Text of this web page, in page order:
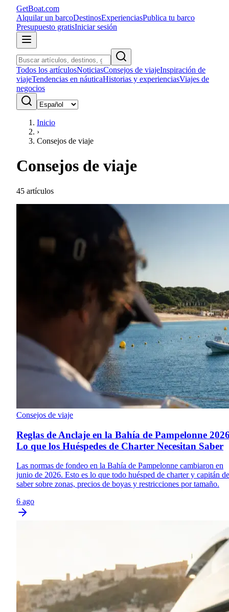
GetBoat.com
Alquilar un barcoDestinosExperienciasPublica tu barco
Presupuesto gratisIniciar sesión
Todos los artículosNoticiasConsejos de viajeInspiración de
viajeTendencias en náuticaHistorias y experienciasViajes de
negocios
Inicio
›
Consejos de viaje
Consejos de viaje
45 artículos
Consejos de viaje
Reglas de Anclaje en la Bahía de Pampelonne
Lo que los Huéspedes de Charter Necesitan Saber
Las normas de fondeo en la Bahía de Pampelonne cambiaron en
junio de 2026. Esto es lo que todo huésped de charter y capitán
saber sobre zonas, precios de boyas y restricciones por tamaño.
6 ago